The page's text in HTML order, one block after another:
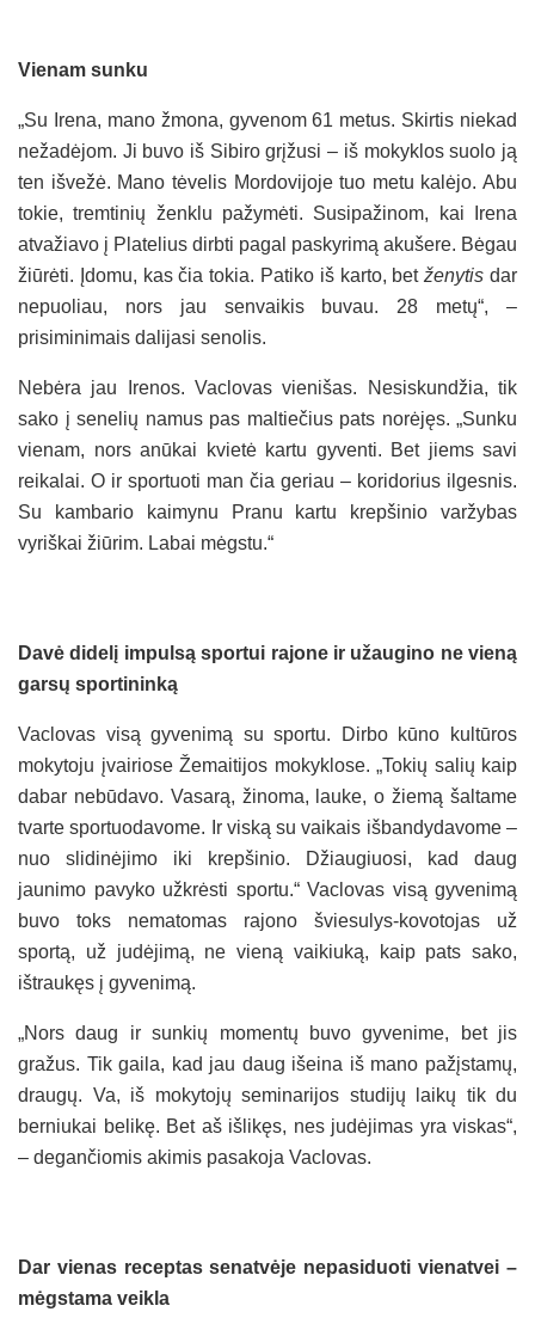
Vienam sunku
„Su Irena, mano žmona, gyvenom 61 metus. Skirtis niekad
nežadėjom. Ji buvo iš Sibiro grįžusi – iš mokyklos suolo ją
ten išvežė. Mano tėvelis Mordovijoje tuo metu kalėjo. Abu
tokie, tremtinių ženklu pažymėti. Susipažinom, kai Irena
atvažiavo į Platelius dirbti pagal paskyrimą akušere. Bėgau
žiūrėti. Įdomu, kas čia tokia. Patiko iš karto, betženytis dar
nepuoliau, nors jau senvaikis buvau. 28 metų“, –
prisiminimais dalijasi senolis.
Nebėra jau Irenos. Vaclovas vienišas. Nesiskundžia, tik
sako į senelių namus pas maltiečius pats norėjęs. „Sunku
vienam, nors anūkai kvietė kartu gyventi. Bet jiems savi
reikalai. O ir sportuoti man čia geriau – koridorius ilgesnis.
Su kambario kaimynu Pranu kartu krepšinio varžybas
vyriškai žiūrim. Labai mėgstu.“
Davė didelį impulsą sportui rajone ir užaugino ne vieną
garsų sportininką
Vaclovas visą gyvenimą su sportu. Dirbo kūno kultūros
mokytoju įvairiose Žemaitijos mokyklose. „Tokių salių kaip
dabar nebūdavo. Vasarą, žinoma, lauke, o žiemą šaltame
tvarte sportuodavome. Ir viską su vaikais išbandydavome –
nuo slidinėjimo iki krepšinio. Džiaugiuosi, kad daug
jaunimo pavyko užkrėsti sportu.“ Vaclovas visą gyvenimą
buvo toks nematomas rajono šviesulys-kovotojas už
sportą, už judėjimą, ne vieną vaikiuką, kaip pats sako,
ištraukęs į gyvenimą.
„Nors daug ir sunkių momentų buvo gyvenime, bet jis
gražus. Tik gaila, kad jau daug išeina iš mano pažįstamų,
draugų. Va, iš mokytojų seminarijos studijų laikų tik du
berniukai belikę. Bet aš išlikęs, nes judėjimas yra viskas“,
– degančiomis akimis pasakoja Vaclovas.
Dar vienas receptas senatvėje nepasiduoti vienatvei –
mėgstama veikla